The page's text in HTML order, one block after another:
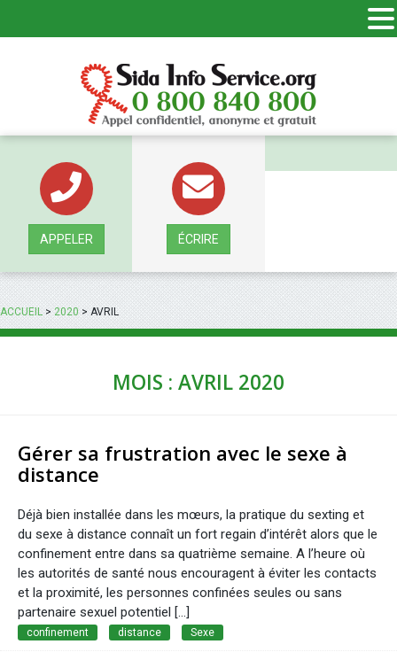
APPELER ÉCRIRE
ACCUEIL>2020> AVRIL
MOIS : AVRIL 2020
Gérer sa frustration avec le sexe à
distance
Déjà bien installée dans les mœurs, la pratique du sexting et
du sexe à distance connaît un fort regain d’intérêt alors que le
confinement entre dans sa quatrième semaine. A l’heure où
les autorités de santé nous encouragent à éviter les contacts
et la proximité, les personnes confinées seules ou sans
partenaire sexuel potentiel […]
confinement distance Sexe